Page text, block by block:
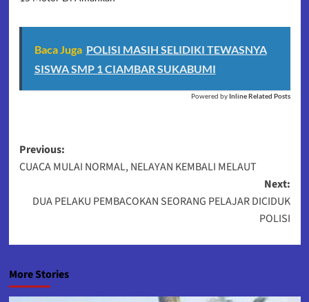
Baca Juga POLISI MASIH SELIDIKI TEWASNYA
SISWA SMP 1 CIAMBAR SUKABUMI
Powered by Inline Related Posts
Post
navigation
Previous:
CUACA MULAI NORMAL, NELAYAN KEMBALI MELAUT
Next:
DUA PELAKU PEMBACOKAN SEORANG PELAJAR DICIDUK
POLISI
More Stories